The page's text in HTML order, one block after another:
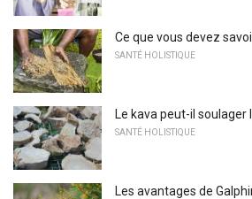
Ce que vous devez
SANTÉ HOLISTIQUE
Le kava peut-il soulager
SANTÉ HOLISTIQUE
Les avantages de